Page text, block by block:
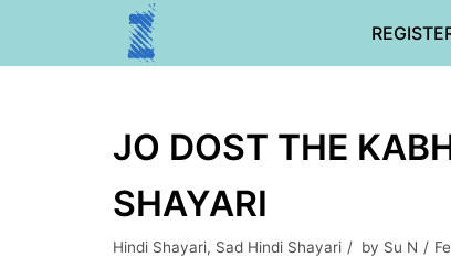
JO DOST THE
SHAYARI
Hindi Shayari, Sad Hindi Shayari by Su N